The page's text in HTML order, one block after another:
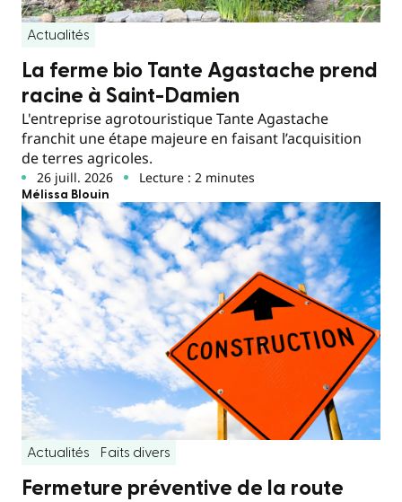
Actualités
La ferme bio Tante Agastache prend
racine à Saint-Damien
L'entreprise agrotouristique Tante Agastache
franchit une étape majeure en faisant l’acquisition
de terres agricoles.
26 juill. 2026 Lecture : 2 minutes
Mélissa Blouin
Actualités Faits divers
Fermeture préventive de la route